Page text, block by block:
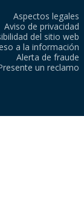
Aspectos legales
Aviso de privacidad
del sitio web
a la información
Alerta de fraude
un reclamo